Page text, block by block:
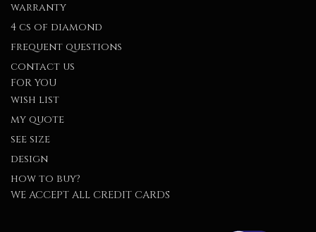
warranty
4 cs of diamond
frequent questions
contact us
FOR YOU
wish list
my quote
see size
design
how to buy?
WE ACCEPT ALL CREDIT CARDS